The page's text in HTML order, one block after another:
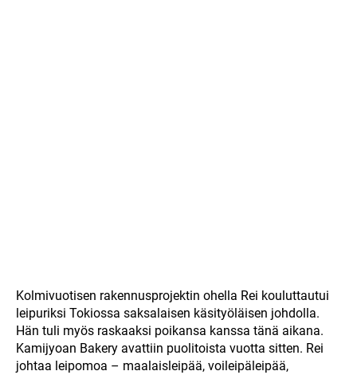
Kolmivuotisen rakennusprojektin ohella Rei kouluttautui
leipuriksi Tokiossa saksalaisen käsityöläisen johdolla.
Hän tuli myös raskaaksi poikansa kanssa tänä aikana.
Kamijyoan Bakery avattiin puolitoista vuotta sitten. Rei
johtaa leipomoa – maalaisleipää, voileipäleipää,